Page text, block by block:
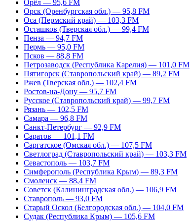
Орёл — 95,6 FM
Орск (Оренбургская обл.) — 95,8 FM
Оса (Пермский край) — 103,3 FM
Осташков (Тверская обл.) — 99,4 FM
Пенза — 94,7 FM
Пермь — 95,0 FM
Псков — 88,8 FM
Петрозаводск (Республика Карелия) — 101,0 FM
Пятигорск (Ставропольский край) — 89,2 FM
Ржев (Тверская обл.) — 102,4 FM
Ростов-на-Дону — 95,7 FM
Русское (Ставропольский край) — 99,7 FM
Рязань — 102,5 FM
Самара — 96,8 FM
Санкт-Петербург — 92,9 FM
Саратов — 101,1 FM
Саргатское (Омская обл.) — 107,5 FM
Светлоград (Ставропольский край) — 103,3 FM
Севастополь — 103,7 FM
Симферополь (Республика Крым) — 89,3 FM
Смоленск — 88,4 FM
Советск (Калининградская обл.) — 106,9 FM
Ставрополь — 93,0 FM
Старый Оскол (Белгородская обл.) — 104,0 FM
Судак (Республика Крым) — 105,6 FM